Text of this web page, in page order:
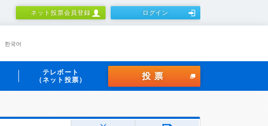
ネット投票会員登録 ログイン
한국어
テレボート
（ネット投票）
投票